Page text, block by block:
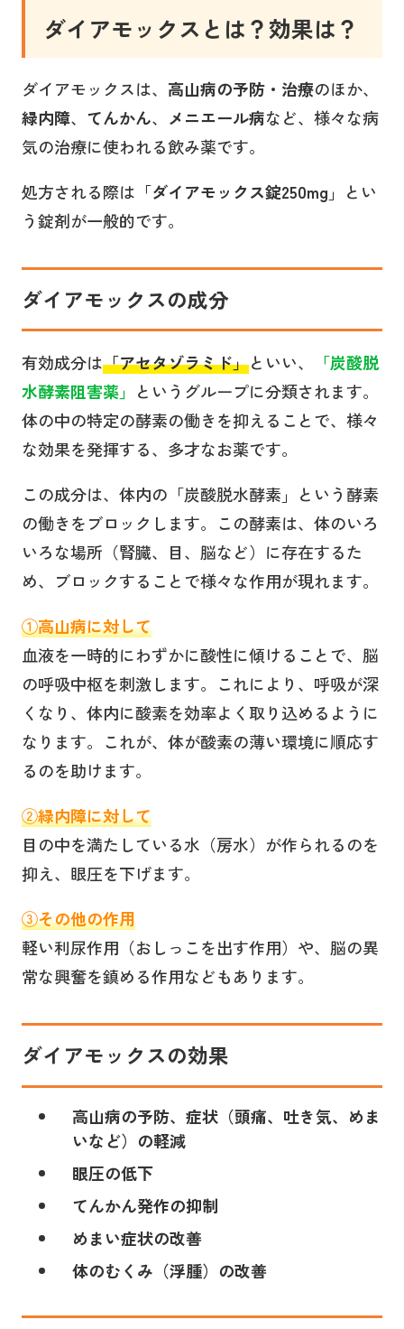
ダイアモックスとは？効果は？
ダイアモックスは、 高山病の予防・治療のほか、
緑内障、 てんかん、 メニエール病など、様々な病
気の治療に使われる飲み薬です。
処方される際は「ダイアモックス錠250mg 」とい
う錠剤が一般的です。
ダイアモックスの成分
有効成分は「アセタゾラミド」といい、
「炭酸脱
水酵素阻害薬」 というグループに分類されます。
体の中の特定の酵素の働きを抑えることで、様々
な効果を発揮する、多才なお薬です。
この成分は、体内の「炭酸脱水酵素」という酵素
の働きをブロックします。この酵素は、体のいろ
いろな場所（腎臓、目、脳など）に存在するた
め、ブロックすることで様々な作用が現れます。
①高山病に対して
血液を一時的にわずかに酸性に傾けることで、脳
の呼吸中枢を刺激します。これにより、呼吸が深
くなり、体内に酸素を効率よく取り込めるように
なります。これが、体が酸素の薄い環境に順応す
るのを助けます。
②緑内障に対して
目の中を満たしている水（房水）が作られるのを
抑え、眼圧を下げます。
③その他の作用
軽い利尿作用（おしっこを出す作用）や、脳の異
常な興奮を鎮める作用などもあります。
ダイアモックスの効果
高山病の予防、症状（頭痛、吐き気、めま
いなど）の軽減
眼圧の低下
てんかん発作の抑制
めまい症状の改善
体のむくみ（浮腫）の改善